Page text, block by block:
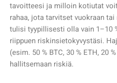
tavoitteesi ja milloin kotiutat
rahaa, jota tarvitset vuokraan
tulisi tyypillisesti olla vain 1–10
riippuen riskinsietokyvystäsi.
(esim. 50 % BTC, 30 % ETH, 20
hallitsemaan riskiä.